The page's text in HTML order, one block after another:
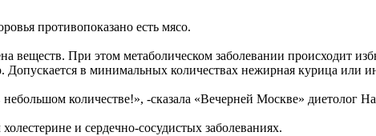
противопоказано есть мясо.
При этом метаболическом заболевании происходит
в минимальных количествах нежирная курица или
количестве!», -сказала «Вечерней Москве» диетолог
и сердечно-сосудистых заболеваниях.